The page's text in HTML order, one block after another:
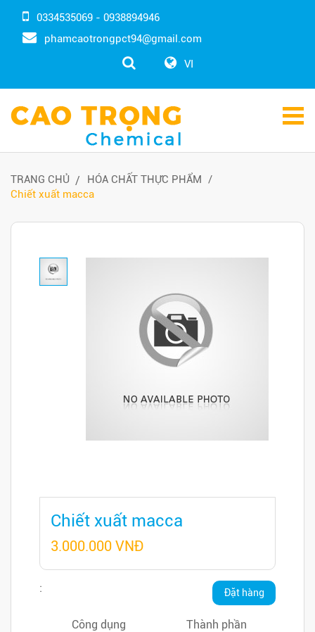
0334535069 - 0938894946
phamcaotrongpct94@gmail.com
VI
TRANG CHỦ
HÓA CHẤT THỰC PHẨM
Chiết xuất macca
Chiết xuất macca
3.000.000 VNĐ
Đặt hàng
ngay
:
Công dụng Thành phần